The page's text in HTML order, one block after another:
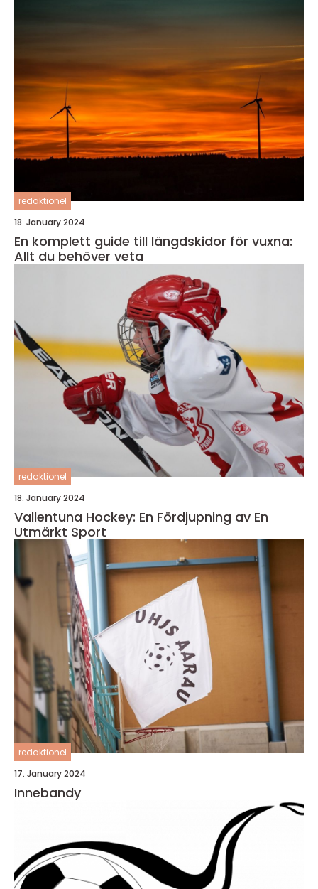
redaktionel
18. January 2024
En komplett guide till längdskidor för vuxna:
Allt du behöver veta
redaktionel
18. January 2024
Vallentuna Hockey: En Fördjupning av En
Utmärkt Sport
redaktionel
17. January 2024
Innebandy